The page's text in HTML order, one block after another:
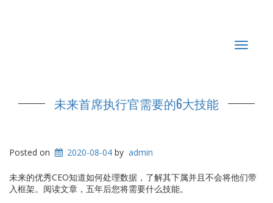
Toggle
未来首席执行官需要的6大技能
Posted on 2020-08-04 by admin
未来的优秀CEO知道如何处理数据，了解其下属并且不会将他们带
入框架。阅读文章，五年后您将需要什么技能。